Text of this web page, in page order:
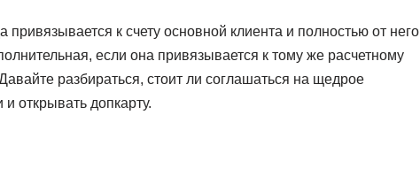
привязывается к счету основной клиента и полностью от него
если она привязывается к тому же расчетному
разбираться, стоит ли соглашаться на щедрое
открывать допкарту.